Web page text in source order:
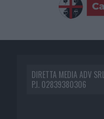
DIRETTA MEDIA ADV SRL
P.I. 02839380306